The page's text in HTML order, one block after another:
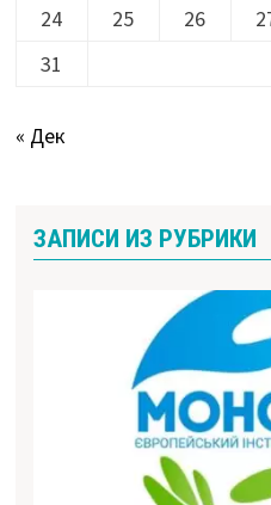
24 25 26
31
« Дек
ЗАПИСИ ИЗ РУБРИКИ